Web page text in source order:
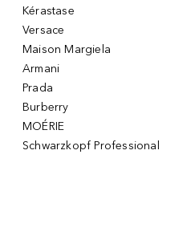
Kérastase
Versace
Maison Margiela
Armani
Prada
Burberry
MOÉRIE
Schwarzkopf Professional